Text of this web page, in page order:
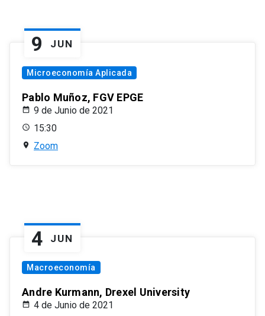
9 JUN
Microeconomía Aplicada
Pablo Muñoz, FGV EPGE
9 de Junio de 2021
15:30
Zoom
4 JUN
Macroeconomía
Andre Kurmann, Drexel University
4 de Junio de 2021